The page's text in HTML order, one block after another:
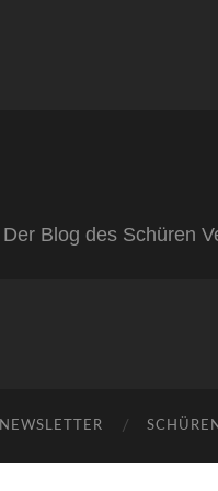
Der Blog des Schüren
NEWSLETTER